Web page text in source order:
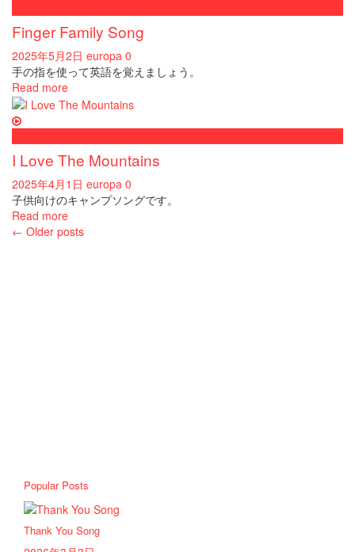
Finger Family Song
2025年5月2日 europa 0
手の指を使って英語を覚えましょう。
Read more
I Love The Mountains
2025年4月1日 europa 0
子供向けのキャンプソングです。
Read more
Posts
← Older posts
Popular Posts
Thank You Song